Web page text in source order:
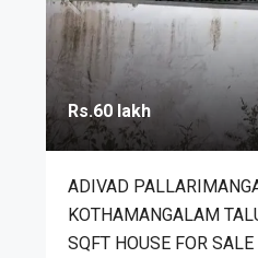
Rs.60 lakh
ADIVAD
KOTHAMANGALAM
SQFT HOUSE FOR